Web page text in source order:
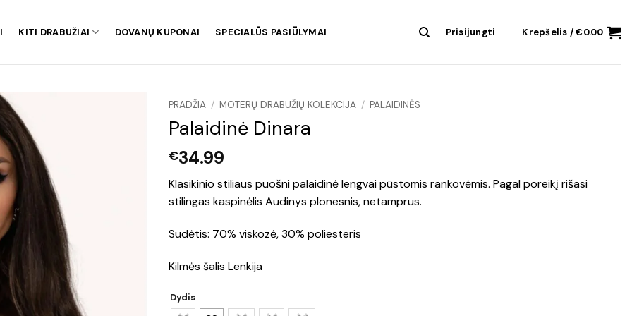
KITI DRABUŽIAI DOVANŲ KUPONAI SPECIALŪS PASIŪLYMAI Prisijungti Krepšelis /€0.00
PRADŽIA / MOTERŲ DRABUŽIŲ KOLEKCIJA / PALAIDINĖS
Palaidinė Dinara
€34.99
Klasikinio stiliaus puošni palaidinė lengvai pūstomis rankovėmis. Pagal poreikį rišasi
stilingas kaspinėlis Audinys plonesnis, netamprus.
Sudėtis: 70% viskozė, 30% poliesteris
Kilmės šalis Lenkija
Dydis